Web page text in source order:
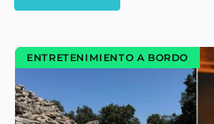
ENTRETENIMIENTO A BORDO